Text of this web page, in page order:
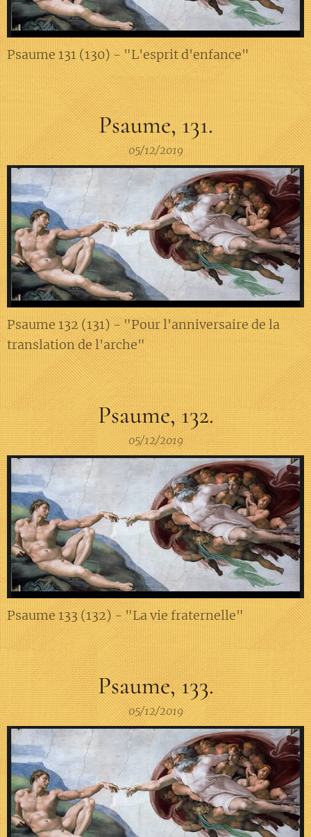
Psaume 131 (130) - "L'esprit d'enfance"
Psaume, 131.
05/12/2019
Psaume 132 (131) - "Pour l'anniversaire de la
translation de l'arche"
Psaume, 132.
05/12/2019
Psaume 133 (132) - "La vie fraternelle"
Psaume, 133.
05/12/2019